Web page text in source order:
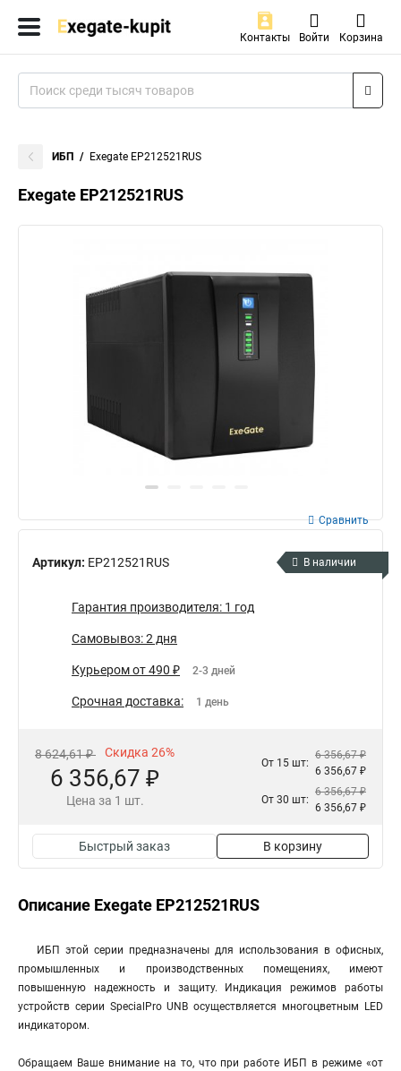
Контакты Войти Корзина
ИБП Exegate EP212521RUS
Exegate EP212521RUS
Артикул: EP212521RUS
Сравнить
В наличии
Гарантия производителя: 1 год
Самовывоз: 2 дня
Курьером от 490 ₽ 2-3 дней
Срочная доставка: 1 день
8 624,61 ₽ Скидка 26%
6 356,67 ₽
Цена за 1 шт.
От 15 шт:
6 356,67 ₽
6 356,67 ₽
От 30 шт:
6 356,67 ₽
6 356,67 ₽
Быстрый заказ В корзину
Описание Exegate EP212521RUS
ИБП этой серии предназначены для использования в офисных,
промышленных и производственных помещениях, имеют
повышенную надежность и защиту. Индикация режимов работы
устройств серии SpecialPro UNB осуществляется многоцветным LED
индикатором.
Обращаем Ваше внимание на то, что при работе ИБП в режиме «от